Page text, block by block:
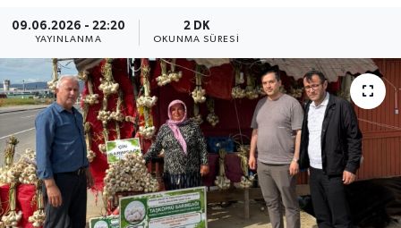
09.06.2026 - 22:20
YAYINLANMA
2 DK
OKUNMA SÜRESI
Cide Haberleri
Daday Haberleri
Devrekani Haberleri
Doğanyurt Haberleri
Hanönü Haberleri